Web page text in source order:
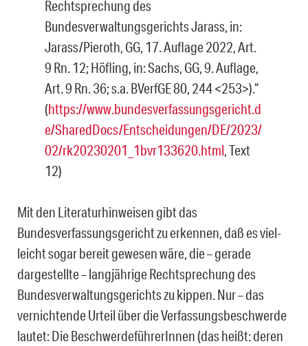
Rechtsprechung des
Bundesverwaltungsgerichts Jarass, in:
Jarass/Pieroth, GG, 17. Auflage 2022, Art.
9 Rn. 12; Höfling, in: Sachs, GG, 9. Auf­lage,
Art. 9 Rn. 36; s.a. BVerfGE 80, 244 <253>).“
(https://www.bundesverfassungsgericht.d
e/SharedDocs/Entscheidungen/DE/2023/
02/rk20230201_1bvr133620.html, Text
12)
Mit den Literaturhinweisen gibt das
Bundesverfassungsgericht zu erkennen, daß es viel­
leicht sogar bereit gewesen wäre, die – gerade
dargestellte – langjährige Rechtspre­chung des
Bundesverwaltungsgerichts zu kippen. Nur – das
vernichtende Urteil über die Verfassungsbeschwerde
lautet: Die BeschwerdeführerInnen (das heißt: deren